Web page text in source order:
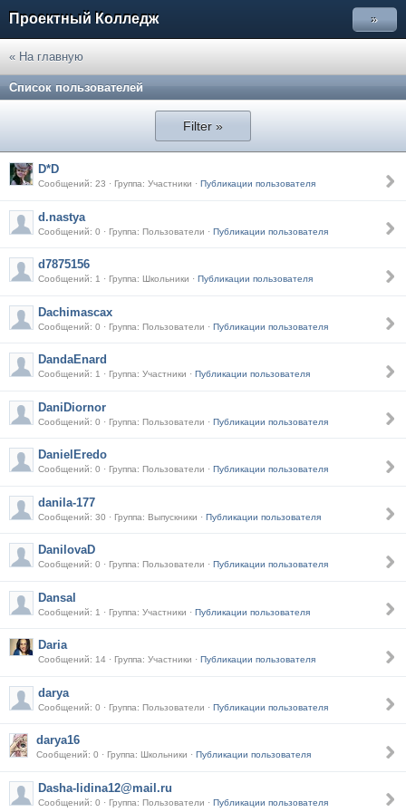
Проектный Колледж »
« На главную
Список пользователей
Filter »
D*D
Сообщений: 23 · Группа: Участники · Публикации пользователя
d.nastya
Сообщений: 0 · Группа: Пользователи · Публикации пользователя
d7875156
Сообщений: 1 · Группа: Школьники · Публикации пользователя
Dachimascax
Сообщений: 0 · Группа: Пользователи · Публикации пользователя
DandaEnard
Сообщений: 1 · Группа: Участники · Публикации пользователя
DaniDiornor
Сообщений: 0 · Группа: Пользователи · Публикации пользователя
DanielEredo
Сообщений: 0 · Группа: Пользователи · Публикации пользователя
danila-177
Сообщений: 30 · Группа: Выпускники · Публикации пользователя
DanilovaD
Сообщений: 0 · Группа: Пользователи · Публикации пользователя
Dansal
Сообщений: 1 · Группа: Участники · Публикации пользователя
Daria
Сообщений: 14 · Группа: Участники · Публикации пользователя
darya
Сообщений: 0 · Группа: Пользователи · Публикации пользователя
darya16
Сообщений: 0 · Группа: Школьники · Публикации пользователя
Dasha-lidina12@mail.ru
Сообщений: 0 · Группа: Пользователи · Публикации пользователя